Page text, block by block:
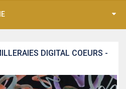
DIGITAL COEURS -